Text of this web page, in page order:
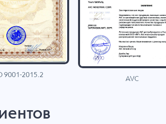
9001-2015.2
AVC